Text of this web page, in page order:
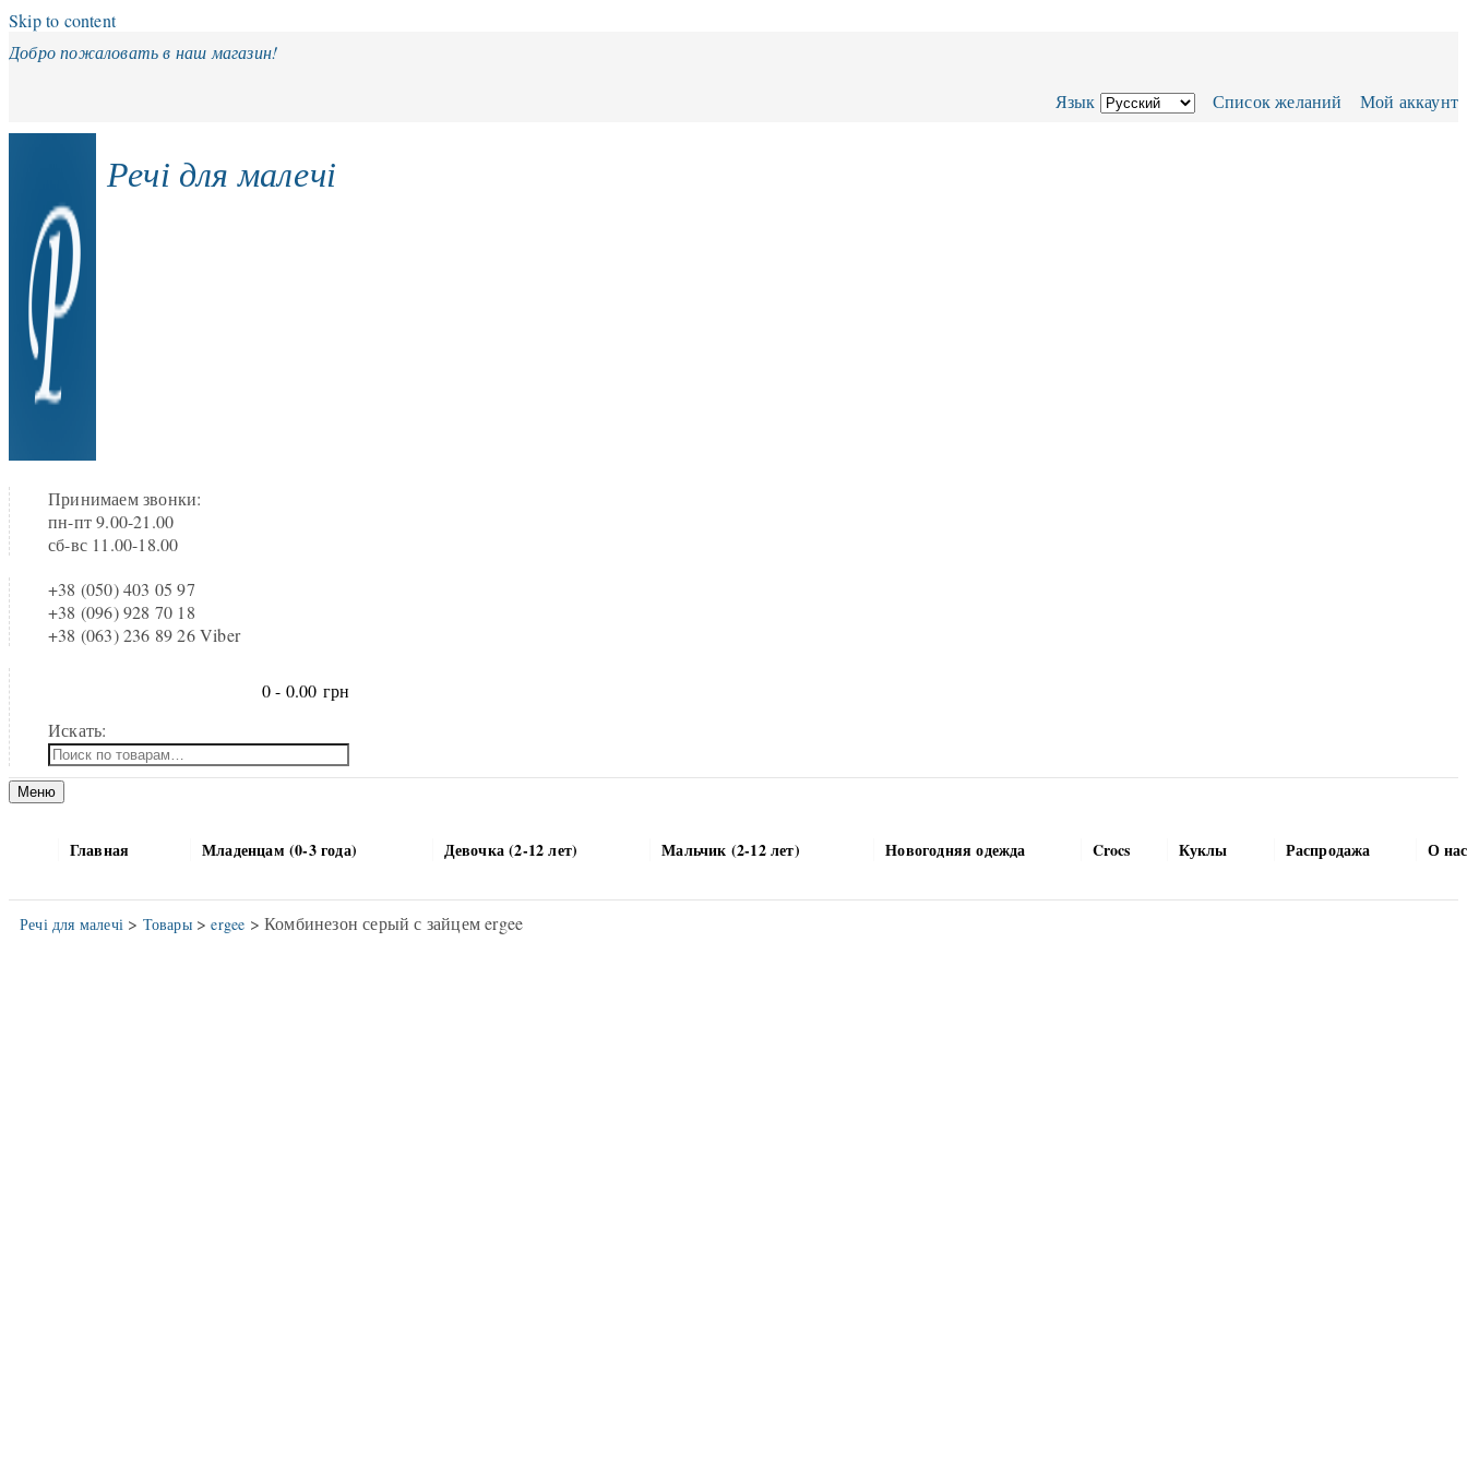
Skip to content
Добро пожаловать в наш магазин!
Язык Список желаний Мой аккаунт
Речі для малечі
Принимаем звонки:
пн-пт 9.00-21.00
сб-вс 11.00-18.00
+38 (050) 403 05 97
+38 (096) 928 70 18
+38 (063) 236 89 26 Viber
0 - 0.00 грн
Искать:
Меню
Главная Младенцам (0-3 года) Девочка (2-12 лет) Мальчик (2-12 лет) Новогодняя одежда Crocs Куклы Распродажа О нас
Речі для малечі > Товары>ergee > Комбинезон серый с зайцем ergee